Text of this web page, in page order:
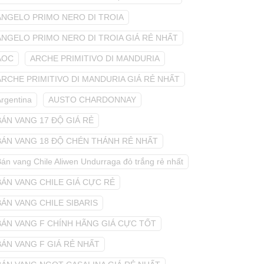
PRIMO NERO DI TROIA
PRIMO NERO DI TROIA GIÁ RẺ NHẤT
ARCHE PRIMITIVO DI MANDURIA
PRIMITIVO DI MANDURIA GIÁ RẺ NHẤT
AUSTO CHARDONNAY
VANG 17 ĐỘ GIÁ RẺ
VANG 18 ĐỘ CHÉN THÁNH RẺ NHẤT
vang Chile Aliwen Undurraga đỏ trắng rẻ nhất
VANG CHILE GIÁ CỰC RẺ
VANG CHILE SIBARIS
VANG F CHÍNH HÃNG GIÁ CỰC TỐT
VANG F GIÁ RẺ NHẤT